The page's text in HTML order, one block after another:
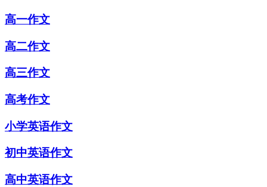
高一作文
高二作文
高三作文
高考作文
小学英语作文
初中英语作文
高中英语作文